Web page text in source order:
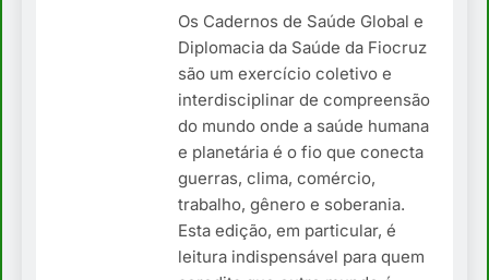
Os Cadernos de Saúde Global e
Diplomacia da Saúde da Fiocruz
são um exercício coletivo e
interdisciplinar de compreensão
do mundo onde a saúde humana
e planetária é o fio que conecta
guerras, clima, comércio,
trabalho, gênero e soberania.
Esta edição, em particular, é
leitura indispensável para quem